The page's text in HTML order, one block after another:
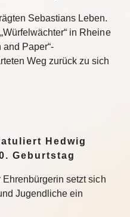
Sebastians Leben.
in Rheine
and Paper“-
Weg zurück zu sich
Hedwig
Geburtstag
setzt sich
Jugendliche ein